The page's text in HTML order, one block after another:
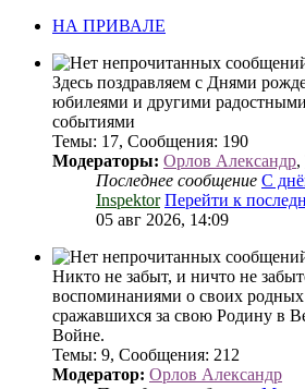
НА ПРИВАЛЕ
Здесь поздравляем с Днями
юбилеями и другими
событиями
Темы: 17, Сообщения: 190
Модераторы: Орлов Александр,
Последнее сообщение С
Inspektor Перейти к
05 авг 2026, 14:09
Никто не забыт, и ничто не
воспоминаниями о своих
сражавшихся за свою Родину в
Войне.
Темы: 9, Сообщения: 212
Модератор: Орлов Александр